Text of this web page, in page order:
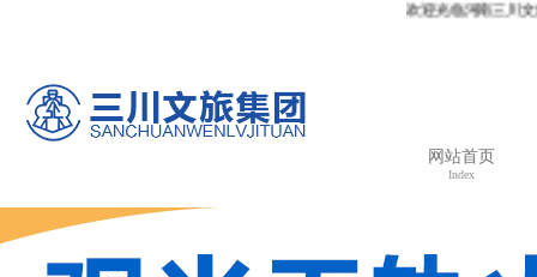
欢迎光临河南三川文旅集团有限
网站首页
Index